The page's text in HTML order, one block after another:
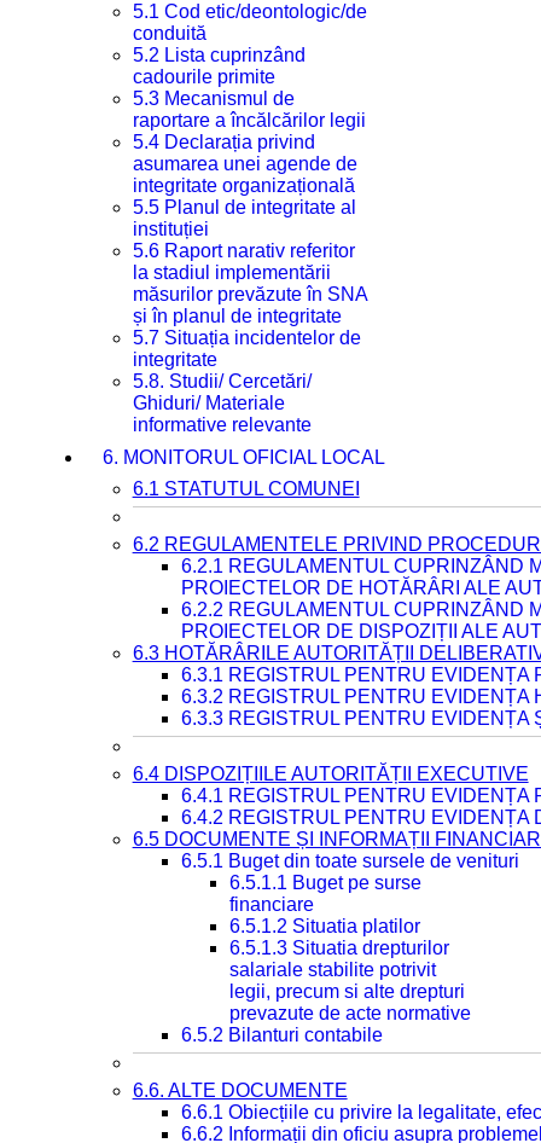
5.1 Cod etic/deontologic/de
conduită
5.2 Lista cuprinzând
cadourile primite
5.3 Mecanismul de
raportare a încălcărilor legii
5.4 Declarația privind
asumarea unei agende de
integritate organizațională
5.5 Planul de integritate al
instituției
5.6 Raport narativ referitor
la stadiul implementării
măsurilor prevăzute în SNA
și în planul de integritate
5.7 Situația incidentelor de
integritate
5.8. Studii/ Cercetări/
Ghiduri/ Materiale
informative relevante
6. MONITORUL OFICIAL LOCAL
6.1 STATUTUL COMUNEI
6.2 REGULAMENTELE PRIVIND
6.2.1 REGULAMENTUL CUPRINZÂND
PROIECTELOR DE HOTĂRÂRI ALE
6.2.2 REGULAMENTUL CUPRINZÂND
PROIECTELOR DE DISPOZIȚII ALE
6.3 HOTĂRÂRILE AUTORITĂȚII
6.3.1 REGISTRUL PENTRU EVIDENȚA
6.3.2 REGISTRUL PENTRU EVIDENȚA
6.3.3 REGISTRUL PENTRU EVIDENȚA
6.4 DISPOZIȚIILE AUTORITĂȚII EXECUTIVE
6.4.1 REGISTRUL PENTRU EVIDENȚA
6.4.2 REGISTRUL PENTRU EVIDENȚA
6.5 DOCUMENTE ȘI INFORMAȚII
6.5.1 Buget din toate sursele de venituri
6.5.1.1 Buget pe surse
financiare
6.5.1.2 Situatia platilor
6.5.1.3 Situatia drepturilor
salariale stabilite potrivit
legii, precum si alte drepturi
prevazute de acte normative
6.5.2 Bilanturi contabile
6.6. ALTE DOCUMENTE
6.6.1 Obiecțiile cu privire la legalitate,
6.6.2 Informații din oficiu asupra